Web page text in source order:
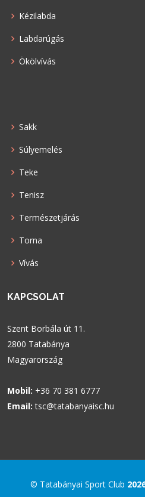
Kézilabda
Labdarúgás
Ökölvívás
Sakk
Súlyemelés
Teke
Tenisz
Természetjárás
Torna
Vívás
KAPCSOLAT
Szent Borbála út 11.
2800 Tatabánya
Magyarország
Mobil: +36 70 381 6777
Email: tsc@tatabanyaisc.hu
© Tatabányai Sport Club